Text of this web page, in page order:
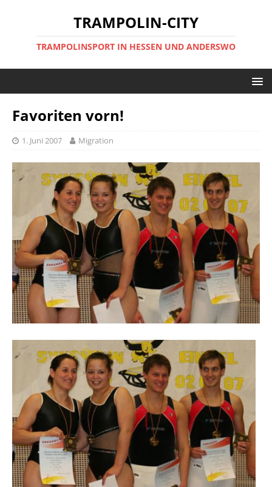
TRAMPOLIN-CITY
TRAMPOLINSPORT IN HESSEN UND ANDERSWO
Favoriten vorn!
1. Juni 2007 Migration